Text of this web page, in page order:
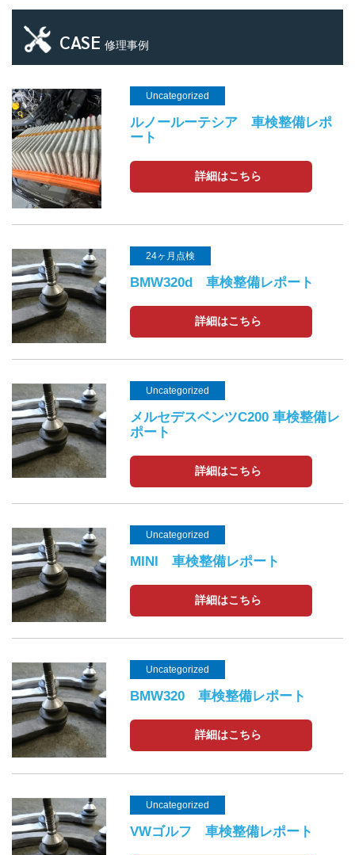
CASE 修理事例
Uncategorized
ルノールーテシア 車検整備レポ
ート
詳細はこちら
24ヶ月点検
BMW320d 車検整備レポート
詳細はこちら
Uncategorized
メルセデスベンツC200 車検整備レ
ポート
詳細はこちら
Uncategorized
MINI 車検整備レポート
詳細はこちら
Uncategorized
BMW320 車検整備レポート
詳細はこちら
Uncategorized
VWゴルフ 車検整備レポート